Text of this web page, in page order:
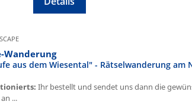
Wanderung
aus dem Wiesental" - Rätselwanderung am
Ihr bestellt und sendet uns dann die
...